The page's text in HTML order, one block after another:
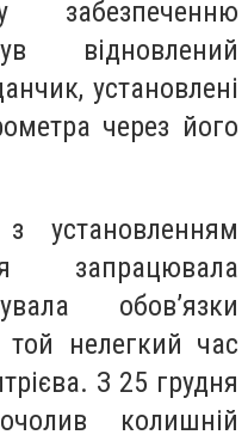
забезпеченню
відновлений
установлені
через його
запрацювала
обов’язки
той нелегкий час
З 25 грудня
колишній